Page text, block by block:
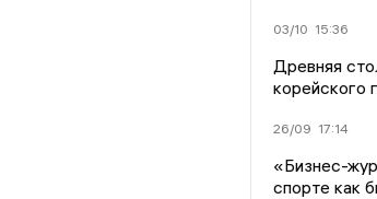
03/10 15:36
Древняя
корейского
26/09 17:14
«Бизнес-
спорте как